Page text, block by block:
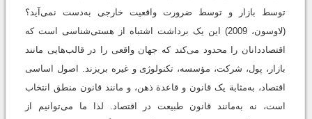
توسط بازار و توسط ضرورت واقعیت خارجی به‌دست نمی‌آید؟
(لاوسون، 2009) این یک برداشت اشتباه از هستی‌شناسی است که
اقتصاددانان را محدود می‌کند که جهان واقعی را در قالب‌هایی مانند
بازار، پول، شرکت، مؤسسه، تکنولوژی و غیره بریزند. اصول اساسی
اقتصاد، به‌مثابة یک قانون و قاعدة ذهن، و مانند قانون منطق انتخاب
است، نه به‌مانند قانون طبیعت در اقتصاد. لذا ما می‌توانیم از